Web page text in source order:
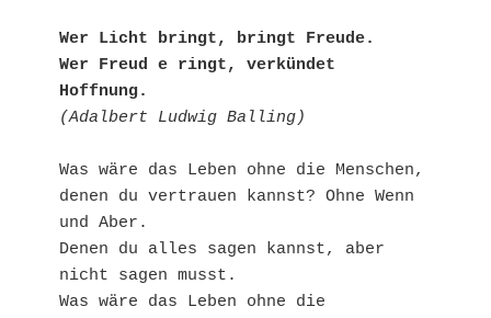
Wer Licht bringt, bringt Freude.
Wer Freud e ringt, verkündet
Hoffnung.
(Adalbert Ludwig Balling)
Was wäre das Leben ohne die Menschen,
denen du vertrauen kannst? Ohne Wenn
und Aber.
Denen du alles sagen kannst, aber
nicht sagen musst.
Was wäre das Leben ohne die